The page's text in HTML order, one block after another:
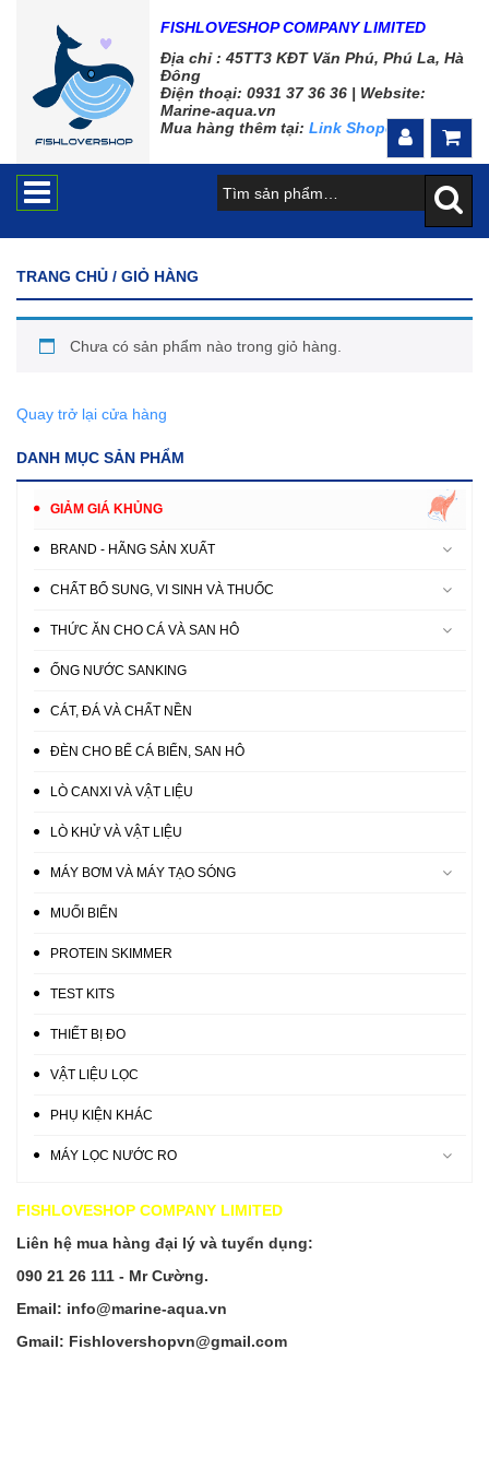
FISHLOVESHOP COMPANY LIMITED
Địa chỉ : 45TT3 KĐT Văn Phú, Phú La, Hà
Đông
Điện thoại: 0931 37 36 36 | Website:
Marine-aqua.vn
Mua hàng thêm tại: Link Shopee
TRANG CHỦ / GIỎ HÀNG
Chưa có sản phẩm nào trong giỏ hàng.
Quay trở lại cửa hàng
DANH MỤC SẢN PHẨM
GIẢM GIÁ KHỦNG
BRAND - HÃNG SẢN XUẤT
CHẤT BỔ SUNG, VI SINH VÀ THUỐC
THỨC ĂN CHO CÁ VÀ SAN HÔ
ỐNG NƯỚC SANKING
CÁT, ĐÁ VÀ CHẤT NỀN
ĐÈN CHO BỂ CÁ BIỂN, SAN HÔ
LÒ CANXI VÀ VẬT LIỆU
LÒ KHỬ VÀ VẬT LIỆU
MÁY BƠM VÀ MÁY TẠO SÓNG
MUỐI BIỂN
PROTEIN SKIMMER
TEST KITS
THIẾT BỊ ĐO
VẬT LIỆU LỌC
PHỤ KIỆN KHÁC
MÁY LỌC NƯỚC RO
FISHLOVESHOP COMPANY LIMITED
Liên hệ mua hàng đại lý và tuyển dụng:
090 21 26 111 - Mr Cường.
Email: info@marine-aqua.vn
Gmail: Fishlovershopvn@gmail.com